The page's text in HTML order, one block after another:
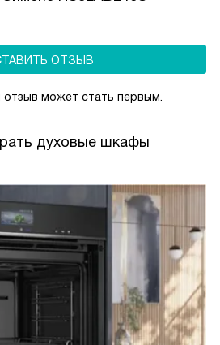
ОТЗЫВ
может стать первым.
духовые шкафы